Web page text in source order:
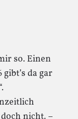
so. Einen
da gar